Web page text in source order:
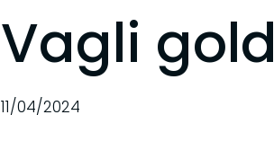
Vagli gold
11/04/2024